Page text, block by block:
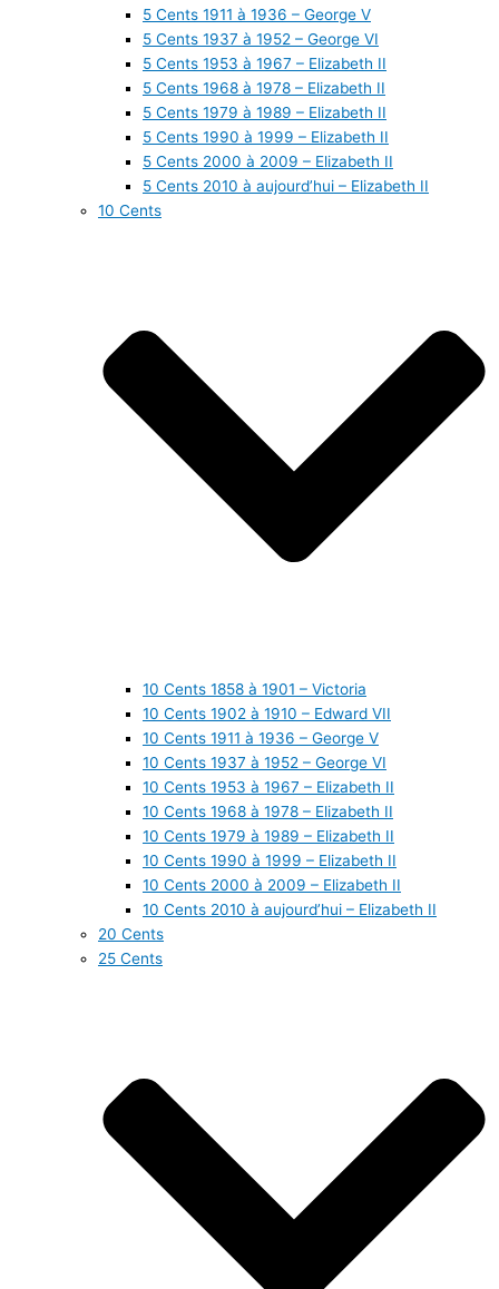
5 Cents 1911 à 1936 – George V
5 Cents 1937 à 1952 – George VI
5 Cents 1953 à 1967 – Elizabeth II
5 Cents 1968 à 1978 – Elizabeth II
5 Cents 1979 à 1989 – Elizabeth II
5 Cents 1990 à 1999 – Elizabeth II
5 Cents 2000 à 2009 – Elizabeth II
5 Cents 2010 à aujourd’hui – Elizabeth II
10 Cents
10 Cents 1858 à 1901 – Victoria
10 Cents 1902 à 1910 – Edward VII
10 Cents 1911 à 1936 – George V
10 Cents 1937 à 1952 – George VI
10 Cents 1953 à 1967 – Elizabeth II
10 Cents 1968 à 1978 – Elizabeth II
10 Cents 1979 à 1989 – Elizabeth II
10 Cents 1990 à 1999 – Elizabeth II
10 Cents 2000 à 2009 – Elizabeth II
10 Cents 2010 à aujourd’hui – Elizabeth II
20 Cents
25 Cents